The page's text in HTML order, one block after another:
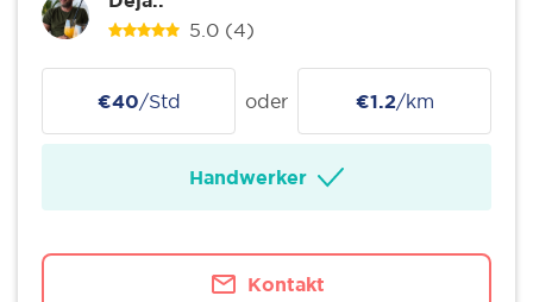
5.0 (4)
€40/Std oder €1.2/km
Handwerker
Kontakt